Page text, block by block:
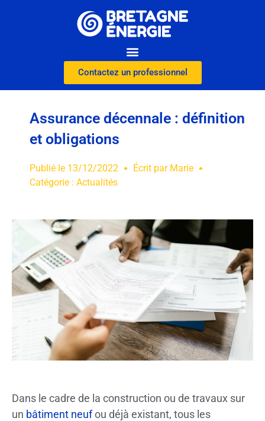
Contactez un professionnel
Assurance décennale : définition
et obligations
Publié le 13/12/2022 Écrit parMarie
Catégorie : Actualités
Dans le cadre de la construction ou de travaux sur
un bâtiment neufou déjà existant, tous les